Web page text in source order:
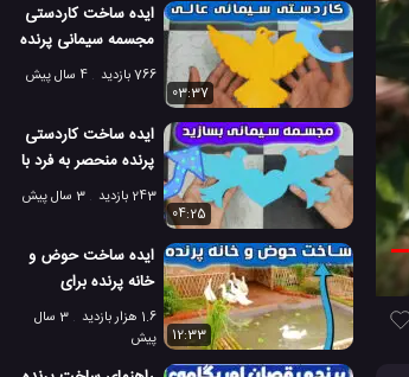
ایده ساخت کاردستی
مجسمه سیمانی پرنده
با وسایل ساده
766 بازدید
4 سال پیش
03:37
ایده ساخت کاردستی
پرنده منحصر به فرد با
سیمان سفید
243 بازدید
3 سال پیش
04:25
ایده ساخت حوض و
خانه پرنده برای
پرورش ماهی و اردک
1.6 هزار بازدید
3 سال
پیش
12:33